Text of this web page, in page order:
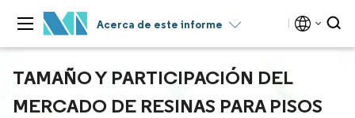
Acerca de este informe
TAMAÑO Y PARTICIPACIÓN DEL
MERCADO DE RESINAS PARA PISOS